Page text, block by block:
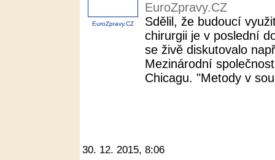
EuroZpravy.CZ
EuroZpravy.CZ
Sdělil, že budoucí
chirurgii je v poslední
se živě diskutovalo
Mezinárodní
Chicagu. "Metody v
30. 12. 2015, 8:06